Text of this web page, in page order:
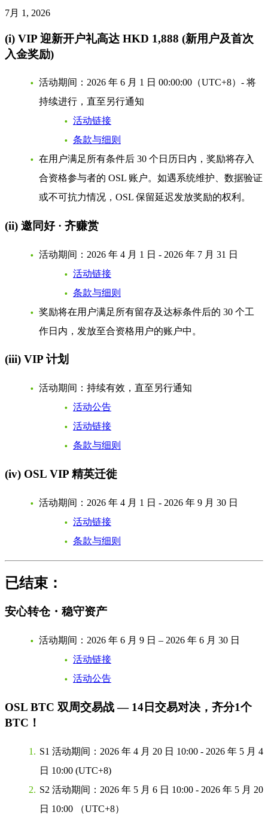
7月 1, 2026
(i) VIP 迎新开户礼高达 HKD 1,888 (新用户及首次
入金奖励)
活动期间： 2026 年 6 月 1 日 00:00:00（UTC+8）- 将
持续进行，直至另行通知
活动链接
条款与细则
在用户满足所有条件后 30 个日历日内，奖励将存入
合资格参与者的 OSL 账户。如遇系统维护、数据验证
或不可抗力情况，OSL 保留延迟发放奖励的权利。
(ii) 邀同好 · 齐赚赏
活动期间： 2026 年 4 月 1 日 - 2026 年 7 月 31 日
活动链接
条款与细则
奖励将在用户满足所有留存及达标条件后的 30 个工
作日内，发放至合资格用户的账户中。
(iii) VIP 计划
活动期间： 持续有效，直至另行通知
活动公告
活动链接
条款与细则
(iv) OSL VIP 精英迁徙
活动期间： 2026 年 4 月 1 日 - 2026 年 9 月 30 日
活动链接
条款与细则
已结束：
安心转仓・稳守资产
活动期间： 2026 年 6 月 9 日 – 2026 年 6 月 30 日
活动链接
活动公告
OSL BTC 双周交易战 — 14日交易对决，齐分1个
BTC！
S1 活动期间： 2026 年 4 月 20 日 10:00 - 2026 年 5 月 4
日 10:00 (UTC+8)
S2 活动期间： 2026 年 5 月 6 日 10:00 - 2026 年 5 月 20
日 10:00 （UTC+8）